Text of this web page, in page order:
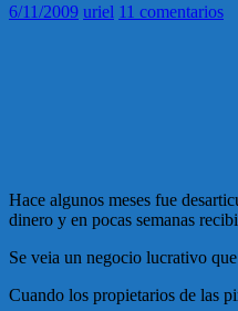
6/11/2009 uriel 11 comentarios
Hace algunos meses fue
dinero y en pocas semanas
Se veia un negocio lucrativo
Cuando los propietarios de las